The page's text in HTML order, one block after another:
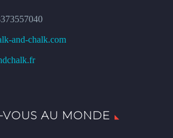
and-chalk.com
VOUS AU MONDE